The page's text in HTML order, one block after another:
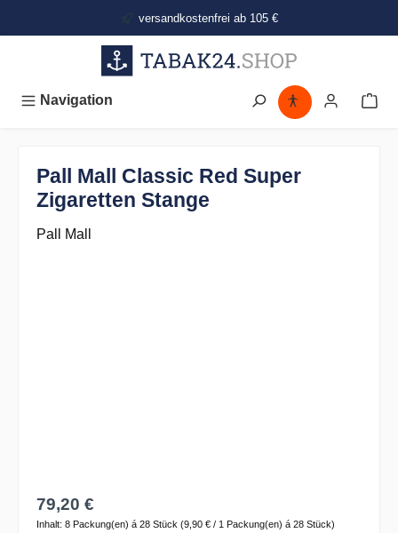
versandkostenfrei ab 105 €
Navigation
Pall Mall Classic Red Super
Zigaretten Stange
Pall Mall
79,20 €
Inhalt: 8 Packung(en) á 28 Stück (9,90 € / 1 Packung(en) á 28 Stück)